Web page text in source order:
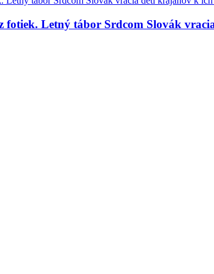
fotiek. Letný tábor Srdcom Slovák